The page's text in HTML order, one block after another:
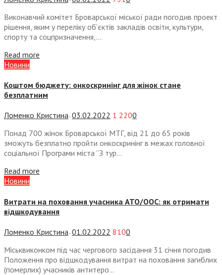
Виконавчий комітет Броварської міської ради погодив проект
рішення, яким у переліку об’єктів закладів освіти, культури,
спорту та соцпризначення,...
Read more
Новини
Коштом бюджету: онкоскринінг для жінок стане
безплатним
Ломенко Кристина—03.02.2022 1 2200
Понад 700 жінок Броварської МТГ, від 21 до 65 років
зможуть безплатно пройти онкоскринінг в межах головної
соціальної Програми міста “З тур...
Read more
Новини
Витрати на поховання учасника АТО/ООС: як отримати
відшкодування
Ломенко Кристина —01.02.2022 8100
Міськвиконком під час чергового засідання 31 січня погодив
Положення про відшкодування витрат на поховання загиблих
(померлих) учасників антитеро...